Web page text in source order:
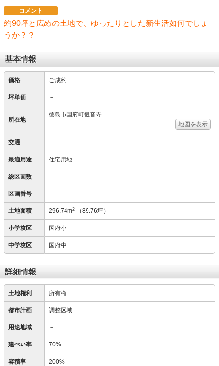
コメント
約90坪と広めの土地で、ゆったりとした新生活如何でしょ
うか？？
基本情報
価格 ご成約
坪単価 －
所在地
徳島市国府町観音寺
地図を表示
交通
最適用途 住宅用地
総区画数 －
区画番号 －
土地面積 296.74m2 （89.76坪）
小学校区 国府小
中学校区 国府中
詳細情報
土地権利 所有権
都市計画 調整区域
用途地域 －
建ぺい率 70%
容積率 200%